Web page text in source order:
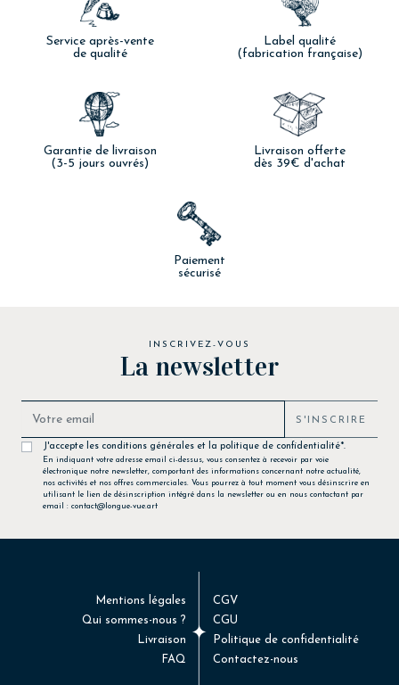
Service après-vente
de qualité
Label qualité
(fabrication française)
Garantie de livraison
(3-5 jours ouvrés)
Livraison offerte
dès 39€ d'achat
Paiement
sécurisé
INSCRIVEZ-VOUS
La newsletter
S'INSCRIRE
J'accepte les conditions générales et la politique de confidentialité*.
En indiquant votre adresse email ci-dessus, vous consentez à recevoir par voie
électronique notre newsletter, comportant des informations concernant notre actualité,
nos activités et nos offres commerciales. Vous pourrez à tout moment vous désinscrire en
utilisant le lien de désinscription intégré dans la newsletter ou en nous contactant par
email : contact@longue-vue.art
Mentions légales
Qui sommes-nous ?
Livraison
FAQ
CGV
CGU
Politique de confidentialité
Contactez-nous